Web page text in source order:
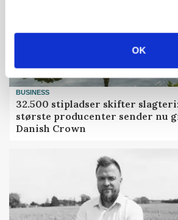
OK
BUSINESS
32.500 stipladser skifter
største producenter sender nu
Danish Crown